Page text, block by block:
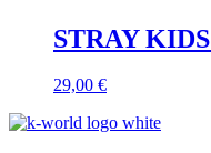
STRAY
29,00 €